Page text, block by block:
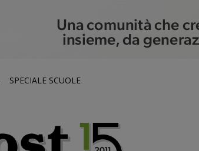
SPECIALE SCUOLE